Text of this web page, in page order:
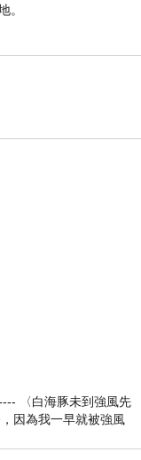
。
〈白海豚未到強風先
為我一早就被強風